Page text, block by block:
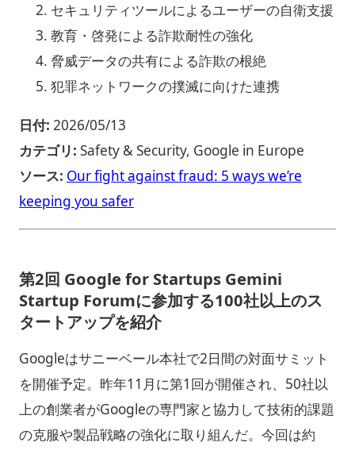
セキュリティツールによるユーザーの自衛支援
教育・啓発による詐欺耐性の強化
脅威データの共有による詐欺の根絶
犯罪ネットワークの撲滅に向けた連携
日付: 2026/05/13
カテゴリ: Safety & Security, Google in Europe
ソース: Our fight against fraud: 5 ways we’re
keeping you safer
第2回 Google for Startups Gemini
Startup Forumに参加する100社以上のス
タートアップを紹介
Googleはサニーベール本社で2日間の対面サミット
を開催予定。昨年11月に第1回が開催され、50社以
上の創業者がGoogleの専門家と協力して技術的課題
の克服や製品戦略の強化に取り組んだ。今回は約